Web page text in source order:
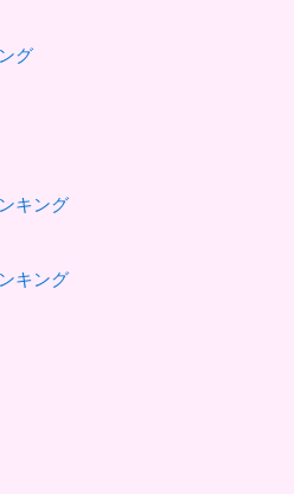
グ
キング
キング